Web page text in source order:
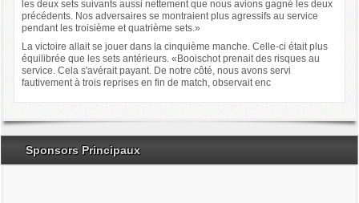
les deux sets suivants aussi nettement que nous avions gagné les deux
précédents. Nos adversaires se montraient plus agressifs au service
pendant les troisième et quatrième sets.»
La victoire allait se jouer dans la cinquième manche. Celle-ci était plus
équilibrée que les sets antérieurs. «Booischot prenait des risques au
service. Cela s'avérait payant. De notre côté, nous avons servi
fautivement à trois reprises en fin de match, observait enc
Sponsors Principaux